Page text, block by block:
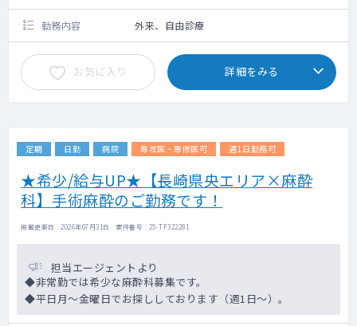
勤務内容 外来、自由診療
お気に入り 詳細をみる
定期 日勤 病院 専攻医・専修医可 週1日勤務可
★希少/給与UP★【長崎県央エリア×麻酔
科】手術麻酔のご勤務です！
掲載更新日 : 2026年07月31日 案件番号 : 25-TF322281
担当エージェントより
◆非常勤では希少な麻酔科募集です。
◆平日月～金曜日でお探ししております（週1日～）。